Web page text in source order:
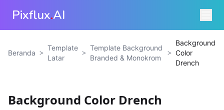
Pixflux.AI
Beranda >
Template
Latar
>
Template Background
Branded & Monokrom
>
Background
Color
Drench
Background Color Drench